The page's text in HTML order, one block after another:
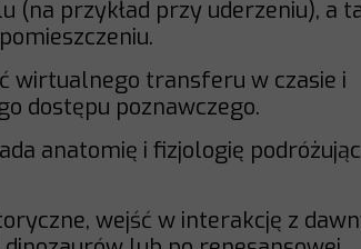
(na przykład przy uderzeniu), a
wirtualnego transferu w czasie i
dostępu poznawczego.
anatomię i fizjologię
wejść w interakcję z